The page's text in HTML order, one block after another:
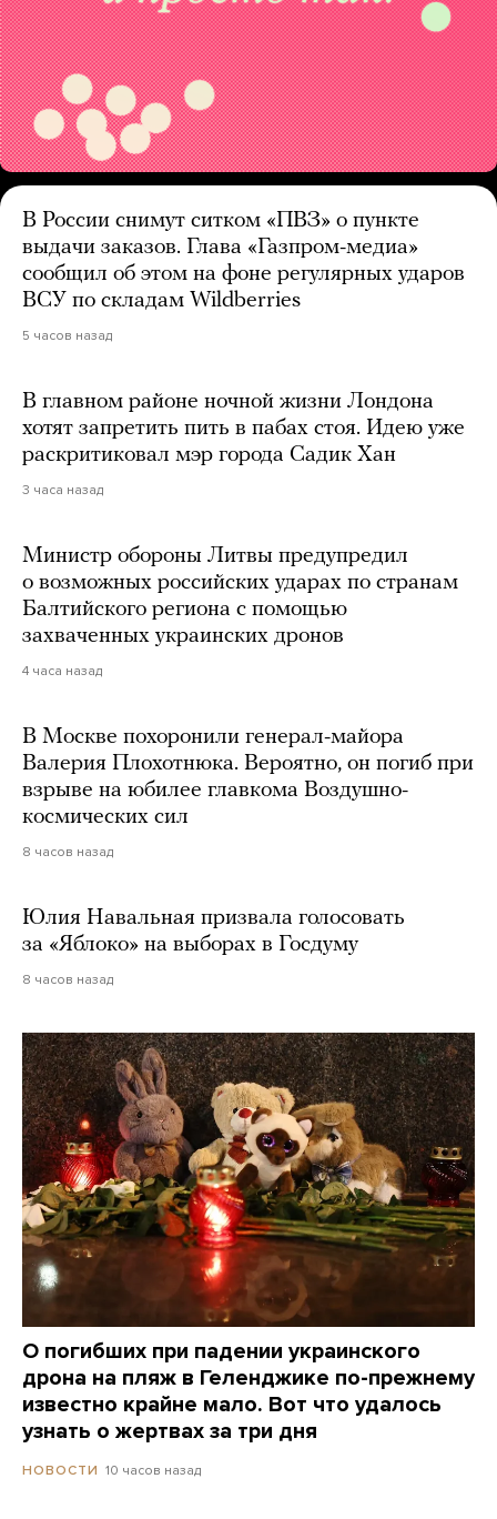
В России снимут ситком «ПВЗ» о пункте
выдачи заказов. Глава «Газпром-медиа»
сообщил об этом на фоне регулярных ударов
ВСУ по складам Wildberries
5 часов назад
В главном районе ночной жизни Лондона
хотят запретить пить в пабах стоя. Идею уже
раскритиковал мэр города Садик Хан
3 часа назад
Министр обороны Литвы предупредил
о возможных российских ударах по странам
Балтийского региона с помощью
захваченных украинских дронов
4 часа назад
В Москве похоронили генерал-майора
Валерия Плохотнюка. Вероятно, он погиб при
взрыве на юбилее главкома Воздушно-
космических сил
8 часов назад
Юлия Навальная призвала голосовать
за «Яблоко» на выборах в Госдуму
8 часов назад
О погибших при падении украинского
дрона на пляж в Геленджике по-прежнему
известно крайне мало. Вот что удалось
узнать о жертвах за три дня
НОВОСТИ 10 часов назад